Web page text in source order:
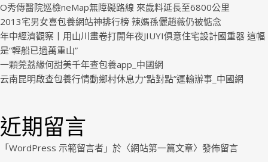
O秀傳醫院巡檢neMap無障礙路線 來歲料延長至6800公里
2013宅男女喜包養網站神排行榜 辣媽孫儷趙薇仍被惦念
年中經濟觀察丨用山川畫卷打開年夜JIUYI俱意住宅設計國重器 這幅
是“輕船已過萬重山”
一顆莞荔緣何甜美千年查包養app_中國網
云南昆明啟查包養行情動鄉村休息力“點對點”運輸辦事_中國網
近期留言
「WordPress 示範留言者 」於〈網站第一篇文章〉發佈留言